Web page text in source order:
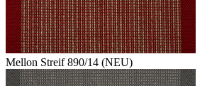
Mellon Streif 890/14 (NEU)